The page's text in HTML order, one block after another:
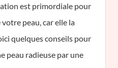
est primordiale pour
peau, car elle la
quelques conseils pour
peau radieuse par une